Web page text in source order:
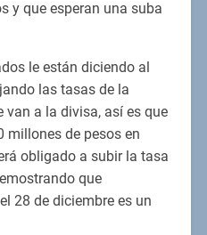
y que esperan una suba
le están diciendo al
las tasas de la
van a la divisa, así es que
millones de pesos en
obligado a subir la tasa
que
28 de diciembre es un